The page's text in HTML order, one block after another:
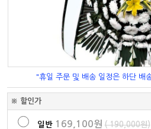
"휴일 주문 및 배송 일정은 하단 배
※ 할인가
일반 169,100원 ( 190,000원)